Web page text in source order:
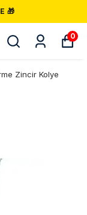
🎁
0
Zincir Kolye